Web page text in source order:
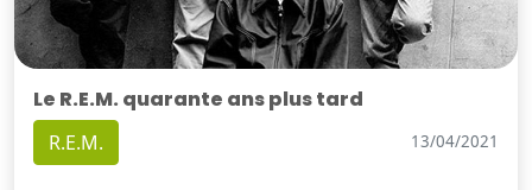
Le R.E.M. quarante ans plus tard
R.E.M. 13/04/2021